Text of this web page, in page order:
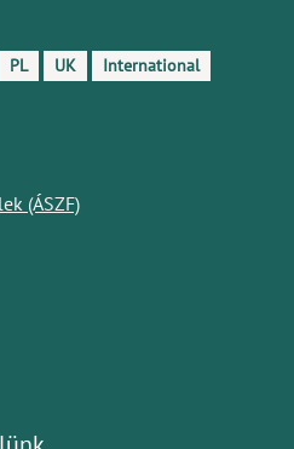
PL UK International
(ÁSZF)